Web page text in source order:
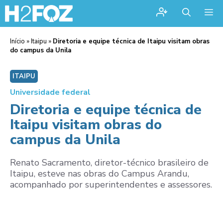
Início »Itaipu » Diretoria e equipe técnica de Itaipu visitam obras
do campus da Unila
ITAIPU
Universidade federal
Diretoria e equipe técnica de
Itaipu visitam obras do
campus da Unila
Renato Sacramento, diretor-técnico brasileiro de
Itaipu, esteve nas obras do Campus Arandu,
acompanhado por superintendentes e assessores.